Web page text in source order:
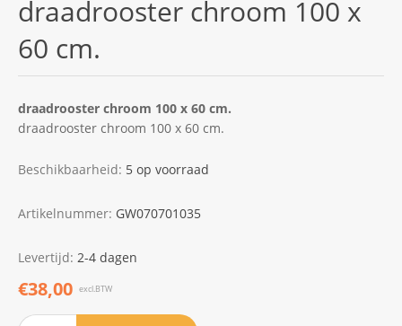
draadrooster chroom 100 x
60 cm.
draadrooster chroom 100 x 60 cm.
draadrooster chroom 100 x 60 cm.
Beschikbaarheid: 5 op voorraad
Artikelnummer: GW070701035
Levertijd: 2-4 dagen
€38,00 excl.BTW